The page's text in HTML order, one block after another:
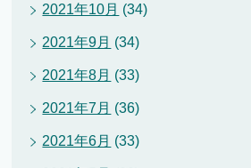
2021年10月 (34)
2021年9月 (34)
2021年8月 (33)
2021年7月 (36)
2021年6月 (33)